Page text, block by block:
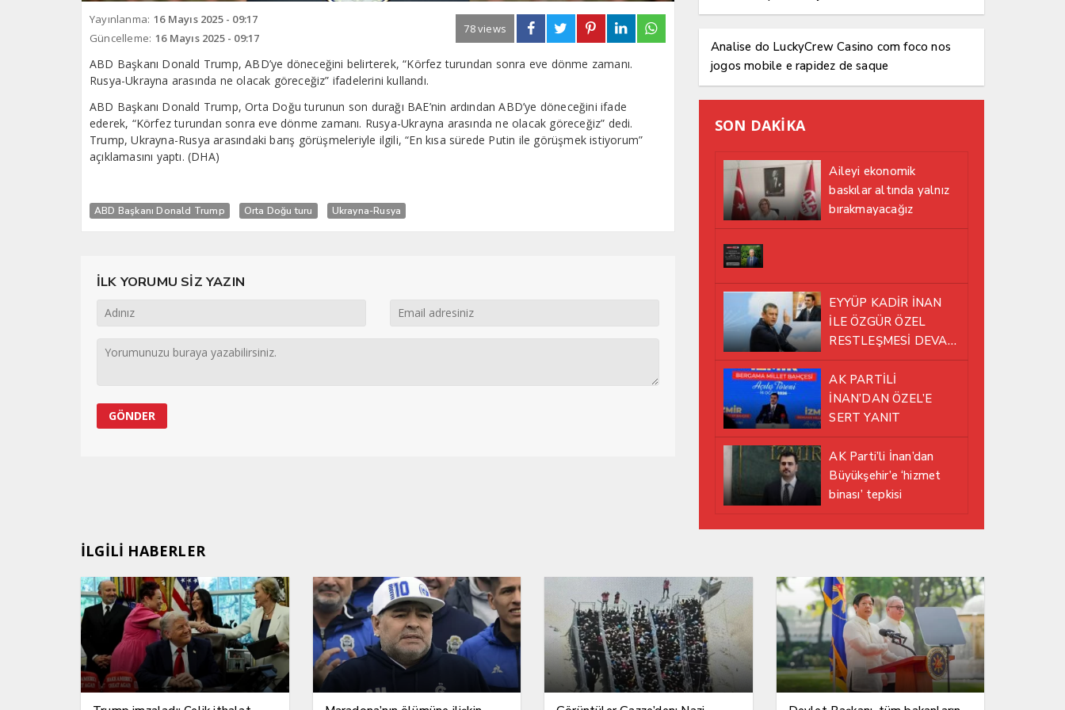
Yayınlanma: 16 Mayıs 2025 - 09:17
Güncelleme: 16 Mayıs 2025 - 09:17
78 views
ABD Başkanı Donald Trump, ABD’ye döneceğini belirterek, “Körfez turundan sonra eve dönme zamanı.
Rusya-Ukrayna arasında ne olacak göreceğiz” ifadelerini kullandı.
ABD Başkanı Donald Trump, Orta Doğu turunun son durağı BAE’nin ardından ABD’ye döneceğini ifade
ederek, “Körfez turundan sonra eve dönme zamanı. Rusya-Ukrayna arasında ne olacak göreceğiz” dedi.
Trump, Ukrayna-Rusya arasındaki barış görüşmeleriyle ilgili, “En kısa sürede Putin ile görüşmek istiyorum”
açıklamasını yaptı. (DHA)
ABD Başkanı Donald Trump Orta Doğu turu Ukrayna-Rusya
İLK YORUMU SİZ YAZIN
Analise do LuckyCrew Casino com foco nos
jogos mobile e rapidez de saque
SON DAKİKA
Aileyi ekonomik
baskılar altında yalnız
bırakmayacağız
EYYÜP KADİR İNAN
İLE ÖZGÜR ÖZEL
RESTLEŞMESİ DEVAM
EDİYOR
AK PARTİLİ
İNAN’DAN ÖZEL’E
SERT YANIT
AK Parti’li İnan’dan
Büyükşehir’e ‘hizmet
binası’ tepkisi
İLGİLİ HABERLER